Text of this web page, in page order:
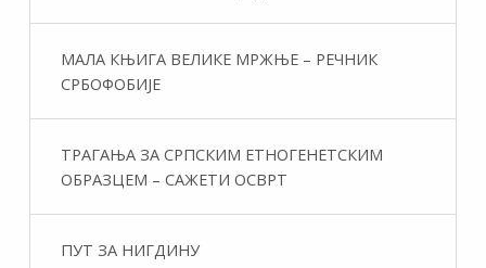
МАЛА КЊИГА ВЕЛИКЕ МРЖЊЕ – РЕЧНИК
СРБОФОБИЈЕ
ТРАГАЊА ЗА СРПСКИМ ЕТНОГЕНЕТСКИМ
ОБРАЗЦЕМ – САЖЕТИ ОСВРТ
ПУТ ЗА НИГДИНУ